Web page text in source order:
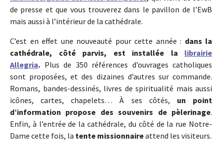
de presse et que vous trouverez dans le pavillon de l’EwB
mais aussi à l’intérieur de la cathédrale.
C’est en effet une nouveauté pour cette année : dans la
cathédrale, côté parvis, est installée la librairie
Allegria. Plus de 350 références d’ouvrages catholiques
sont proposées, et des dizaines d’autres sur commande.
Romans, bandes-dessinés, livres de spiritualité mais aussi
icônes, cartes, chapelets… À ses côtés, un point
d’information propose des souvenirs de pèlerinage.
Enfin, à l’entrée de la cathédrale, du côté de la rue Notre-
Dame cette fois, la tente missionnaireattend les visiteurs.